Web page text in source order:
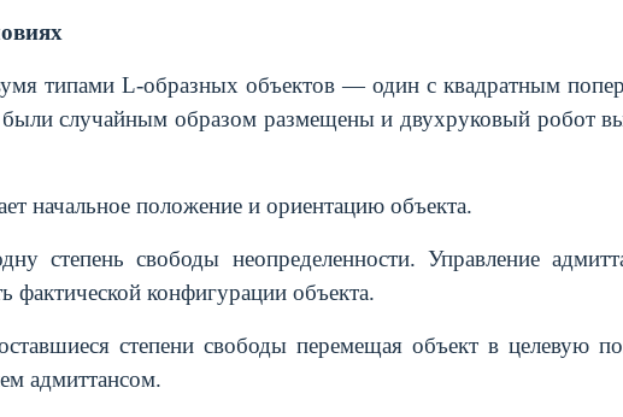
типами L-образных объектов — один с квадратным
случайным образом размещены и двухруковый робот
начальное положение и ориентацию объекта.
степень свободы неопределенности. Управление
фактической конфигурации объекта.
степени свободы перемещая объект в целевую
адмиттансом.